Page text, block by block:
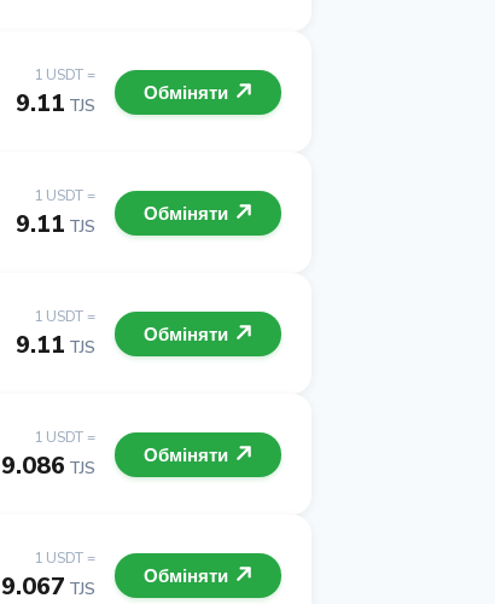
1 USDT =
9.11 TJS
Обміняти
1 USDT =
9.11 TJS
Обміняти
1 USDT =
9.11 TJS
Обміняти
1 USDT =
9.086 TJS
Обміняти
1 USDT =
9.067 TJS
Обміняти